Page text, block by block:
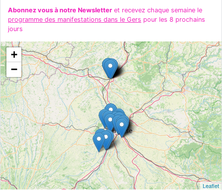
Abonnez vous à notre Newsletter et recevez chaque semaine le
programme des manifestations dans le Gers pour les 8 prochains
jours
+
−
Leaflet